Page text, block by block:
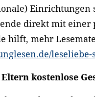
Einrichtungen
direkt mit einer
hilft, mehr
leseliebe-
kostenlose